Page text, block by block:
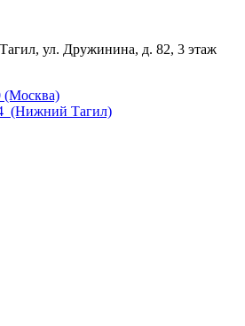
ул. Дружинина, д. 82, 3 этаж
(Москва)
(Нижний Тагил)